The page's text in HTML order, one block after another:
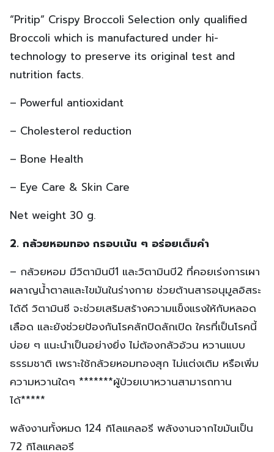
“Pritip” Crispy Broccoli Selection only qualified
Broccoli which is manufactured under hi-
technology to preserve its original test and
nutrition facts.
– Powerful antioxidant
– Cholesterol reduction
– Bone Health
– Eye Care & Skin Care
Net weight 30 g.
2. กล้วยหอมทอง กรอบเน้น ๆ อร่อยเต็มคำ
– กล้วยหอม มีวิตามินบี1 และวิตามินบี2 ที่คอยเร่งการเผา
ผลาญน้ำตาลและไขมันในร่างกาย ช่วยต้านสารอนุมูลอิสระ
ได้ดี วิตามินซี จะช่วยเสริมสร้างความแข็งแรงให้กับหลอด
เลือด และยังช่วยป้องกันโรคลักปิดลักเปิด ใครที่เป็นโรคนี้
บ่อย ๆ แนะนำเป็นอย่างยิ่ง ไม่ต้องกลัวอ้วน หวานแบบ
ธรรมชาติ เพราะใช้กล้วยหอมทองสุก ไม่แต่งเติม หรือเพิ่ม
ความหวานใดๆ *******ผู้ป่วยเบาหวานสามารถทาน
ได้*****
พลังงานทั้งหมด 124 กิโลแคลอรี พลังงานจากไขมันเป็น
72 กิโลแคลอรี